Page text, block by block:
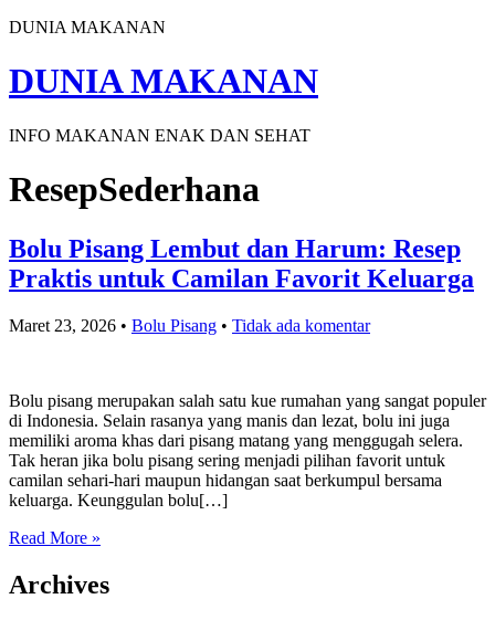
DUNIA MAKANAN
DUNIA MAKANAN
INFO MAKANAN ENAK DAN SEHAT
ResepSederhana
Bolu Pisang Lembut dan Harum: Resep
Praktis untuk Camilan Favorit Keluarga
Maret 23, 2026 • Bolu Pisang • Tidak ada komentar
Bolu pisang merupakan salah satu kue rumahan yang sangat populer
di Indonesia. Selain rasanya yang manis dan lezat, bolu ini juga
memiliki aroma khas dari pisang matang yang menggugah selera.
Tak heran jika bolu pisang sering menjadi pilihan favorit untuk
camilan sehari-hari maupun hidangan saat berkumpul bersama
keluarga. Keunggulan bolu[…]
Read More »
Archives